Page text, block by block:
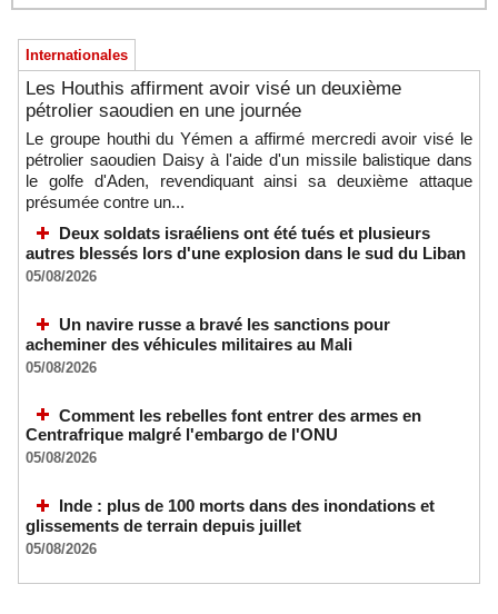
Internationales
Les Houthis affirment avoir visé un deuxième
pétrolier saoudien en une journée
Le groupe houthi du Yémen a affirmé mercredi avoir visé le
pétrolier saoudien Daisy à l'aide d'un missile balistique dans
le golfe d'Aden, revendiquant ainsi sa deuxième attaque
présumée contre un...
Deux soldats israéliens ont été tués et plusieurs
autres blessés lors d'une explosion dans le sud du Liban
05/08/2026
Un navire russe a bravé les sanctions pour
acheminer des véhicules militaires au Mali
05/08/2026
Comment les rebelles font entrer des armes en
Centrafrique malgré l'embargo de l'ONU
05/08/2026
Inde : plus de 100 morts dans des inondations et
glissements de terrain depuis juillet
05/08/2026
saoudien en une journée
05/08/2026 -
Après la France et Ouattara, comment la CEDEAO sabote la